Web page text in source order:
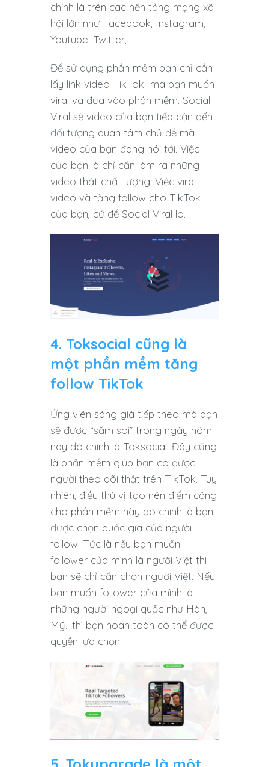
chính là trên các nền tảng mạng xã
hội lớn như Facebook, Instagram,
Youtube, Twitter,..
Để sử dụng phần mềm bạn chỉ cần
lấy link video TikTok mà bạn muốn
viral và đưa vào phần mềm. Social
Viral sẽ video của bạn tiếp cận đến
đối tượng quan tâm chủ đề mà
video của bạn đang nói tới. Việc
của bạn là chỉ cần làm ra những
video thật chất lượng. Việc viral
video và tăng follow cho TikTok
của bạn, cứ để Social Viral lo.
4. Toksocial cũng là
một phần mềm tăng
follow TikTok
Ứng viên sáng giá tiếp theo mà bạn
sẽ được “săm soi” trong ngày hôm
nay đó chính là Toksocial. Đây cũng
là phần mềm giúp bạn có được
người theo dõi thật trên TikTok. Tuy
nhiên, điều thú vị tạo nên điểm cộng
cho phần mềm này đó chính là bạn
được chọn quốc gia của người
follow. Tức là nếu bạn muốn
follower của mình là người Việt thì
bạn sẽ chỉ cần chọn người Việt. Nếu
bạn muốn follower của mình là
những người ngoại quốc như Hàn,
Mỹ.. thì bạn hoàn toàn có thể được
quyền lựa chọn.